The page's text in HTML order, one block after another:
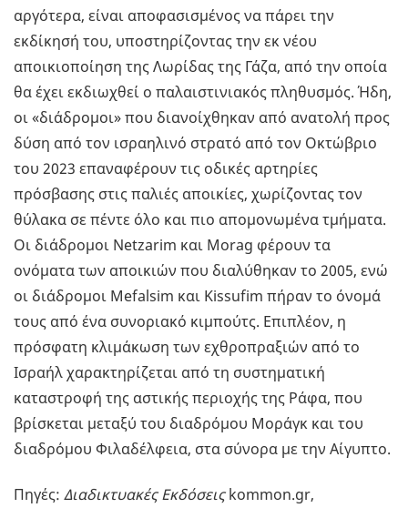
αργότερα, είναι αποφασισμένος να πάρει την
εκδίκησή του, υποστηρίζοντας την εκ νέου
αποικιοποίηση της Λωρίδας της Γάζα, από την οποία
θα έχει εκδιωχθεί ο παλαιστινιακός πληθυσμός. Ήδη,
οι «διάδρομοι» που διανοίχθηκαν από ανατολή προς
δύση από τον ισραηλινό στρατό από τον Οκτώβριο
του 2023 επαναφέρουν τις οδικές αρτηρίες
πρόσβασης στις παλιές αποικίες, χωρίζοντας τον
θύλακα σε πέντε όλο και πιο απομονωμένα τμήματα.
Οι διάδρομοι Netzarim και Morag φέρουν τα
ονόματα των αποικιών που διαλύθηκαν το 2005, ενώ
οι διάδρομοι Mefalsim και Kissufim πήραν το όνομά
τους από ένα συνοριακό κιμπούτς. Επιπλέον, η
πρόσφατη κλιμάκωση των εχθροπραξιών από το
Ισραήλ χαρακτηρίζεται από τη συστηματική
καταστροφή της αστικής περιοχής της Ράφα, που
βρίσκεται μεταξύ του διαδρόμου Μοράγκ και του
διαδρόμου Φιλαδέλφεια, στα σύνορα με την Αίγυπτο.
Πηγές: Διαδικτυακές Εκδόσειςkommon.gr,